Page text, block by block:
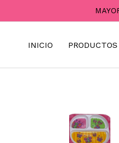
INICIO PRODUCTOS